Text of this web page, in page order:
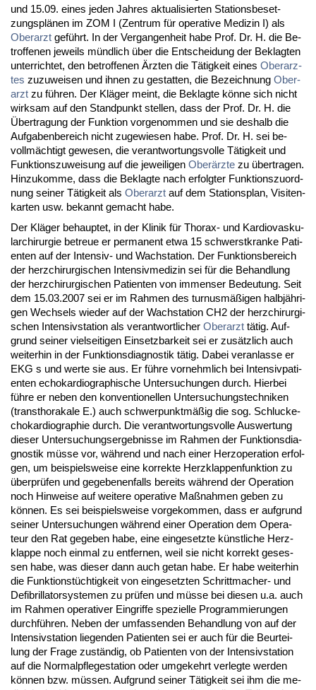
und 15.09. ei­nes je­den Jah­res ak­tua­li­sier­ten Sta­ti­ons­be­set­
zungs­plänen im ZOM I (Zen­trum für ope­ra­ti­ve Me­di­zin I) als
Ober­arzt geführt. In der Ver­gan­gen­heit ha­be Prof. Dr. H. die Be­
trof­fe­nen je­weils münd­lich über die Ent­schei­dung der Be­klag­ten
un­ter­rich­tet, den be­trof­fe­nen Ärz­ten die Tätig­keit ei­nes Ober­arz­
tes zu­zu­wei­sen und ih­nen zu ge­stat­ten, die Be­zeich­nung Ober­
arzt zu führen. Der Kläger meint, die Be­klag­te könne sich nicht
wirk­sam auf den Stand­punkt stel­len, dass der Prof. Dr. H. die
Über­tra­gung der Funk­ti­on vor­ge­nom­men und sie des­halb die
Auf­ga­ben­be­reich nicht zu­ge­wie­sen ha­be. Prof. Dr. H. sei be­
vollmäch­tigt ge­we­sen, die ver­ant­wor­tungs­vol­le Tätig­keit und
Funk­ti­ons­zu­wei­sung auf die je­wei­li­gen Oberärz­te zu über­tra­gen.
Hin­zu­kom­me, dass die Be­klag­te nach er­folg­ter Funk­ti­ons­zu­ord­
nung sei­ner Tätig­keit als Ober­arzt auf dem Sta­ti­ons­plan, Vi­si­ten­
kar­ten usw. be­kannt ge­macht ha­be.
Der Kläger be­haup­tet, in der Kli­nik für Tho­rax- und Kar­dio­vas­ku­
lar­chir­ur­gie be­treue er per­ma­nent et­wa 15 schwerst­kran­ke Pa­ti­
en­ten auf der In­ten­siv- und Wach­sta­ti­on. Der Funk­ti­ons­be­reich
der herz­chir­ur­gi­schen In­ten­siv­me­di­zin sei für die Be­hand­lung
der herz­chir­ur­gi­schen Pa­ti­en­ten von im­men­ser Be­deu­tung. Seit
dem 15.03.2007 sei er im Rah­men des tur­nusmäßigen halbjähri­
gen Wech­sels wie­der auf der Wach­sta­ti­on CH2 der herz­chir­ur­gi­
schen In­ten­siv­sta­ti­on als ver­ant­wort­li­cher Ober­arzt tätig. Auf­
grund sei­ner viel­sei­ti­gen Ein­setz­bar­keit sei er zusätz­lich auch
wei­ter­hin in der Funk­ti­ons­dia­gnos­tik tätig. Da­bei ver­an­las­se er
EKG s und wer­te sie aus. Er führe vor­nehm­lich bei In­ten­siv­pa­ti­
en­ten echo­kar­dio­gra­phi­sche Un­ter­su­chun­gen durch. Hier­bei
führe er ne­ben den kon­ven­tio­nel­len Un­ter­su­chungs­tech­ni­ken
(transt­ho­ra­ka­le E.) auch schwer­punktmäßig die sog. Schlu­ck­e­
cho­kar­dio­gra­phie durch. Die ver­ant­wor­tungs­vol­le Aus­wer­tung
die­ser Un­ter­su­chungs­er­geb­nis­se im Rah­men der Funk­ti­ons­dia­
gnos­tik müsse vor, während und nach ei­ner Herz­ope­ra­ti­on er­fol­
gen, um bei­spiels­wei­se ei­ne kor­rek­te Herz­klap­pen­funk­ti­on zu
über­prüfen und ge­ge­be­nen­falls be­reits während der Ope­ra­ti­on
noch Hin­wei­se auf wei­te­re ope­ra­ti­ve Maßnah­men ge­ben zu
können. Es sei bei­spiels­wei­se vor­ge­kom­men, dass er auf­grund
sei­ner Un­ter­su­chun­gen während ei­ner Ope­ra­ti­on dem Ope­ra­
teur den Rat ge­ge­ben ha­be, ei­ne ein­ge­setz­te künst­li­che Herz­
klap­pe noch ein­mal zu ent­fer­nen, weil sie nicht kor­rekt ge­ses­
sen ha­be, was die­ser dann auch ge­tan ha­be. Er ha­be wei­ter­hin
die Funk­ti­onstüch­tig­keit von ein­ge­setz­ten Schritt­ma­cher- und
De­fi­bril­la­tor­sys­te­men zu prüfen und müsse bei die­sen u.a. auch
im Rah­men ope­ra­ti­ver Ein­grif­fe spe­zi­el­le Pro­gram­mie­run­gen
durchführen. Ne­ben der um­fas­sen­den Be­hand­lung von auf der
In­ten­siv­sta­ti­on lie­gen­den Pa­ti­en­ten sei er auch für die Be­ur­tei­
lung der Fra­ge zuständig, ob Pa­ti­en­ten von der In­ten­siv­sta­ti­on
auf die Nor­mal­pfle­ge­sta­ti­on oder um­ge­kehrt ver­leg­te wer­den
können bzw. müssen. Auf­grund sei­ner Tätig­keit sei ihm die me­